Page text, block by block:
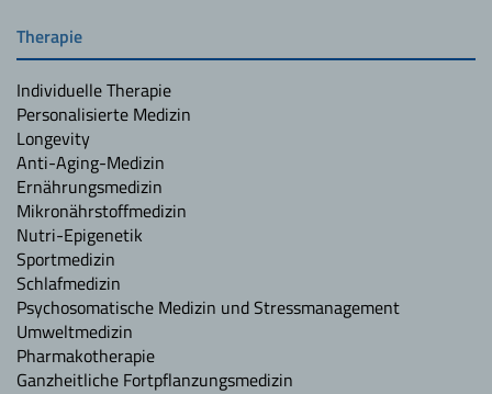
Therapie
Individuelle Therapie
Personalisierte Medizin
Longevity
Anti-Aging-Medizin
Ernährungsmedizin
Mikronährstoffmedizin
Nutri-Epigenetik
Sportmedizin
Schlafmedizin
Psychosomatische Medizin und Stressmanagement
Umweltmedizin
Pharmakotherapie
Ganzheitliche Fortpflanzungsmedizin